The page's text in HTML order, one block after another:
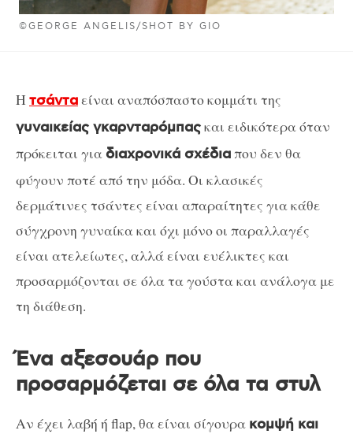
©GEORGE ANGELIS/SHOT BY GIO
Η τσάνταείναι αναπόσπαστο κομμάτι της
γυναικείας γκαρνταρόμπαςκαι ειδικότερα όταν
πρόκειται γιαδιαχρονικά σχέδιαπου δεν θα
φύγουν ποτέ από την μόδα. Οι κλασικές
δερμάτινες τσάντες είναι απαραίτητες για κάθε
σύγχρονη γυναίκα και όχι μόνο οι παραλλαγές
είναι ατελείωτες, αλλά είναι ευέλικτες και
προσαρμόζονται σε όλα τα γούστα και ανάλογα με
τη διάθεση.
Ένα αξεσουάρ που
προσαρμόζεται σε όλα τα στυλ
Αν έχει λαβή ή flap, θα είναι σίγουρα κομψή και